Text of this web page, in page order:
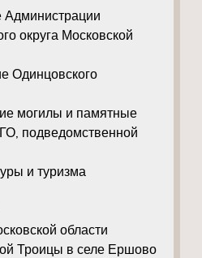
Администрации
округа Московской
Одинцовского
могилы и памятные
подведомственной
и туризма
области
Троицы в селе Ершово